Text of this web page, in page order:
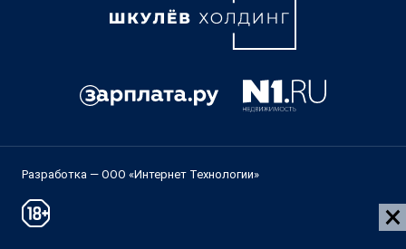
Разработка — ООО «Интернет Технологии»